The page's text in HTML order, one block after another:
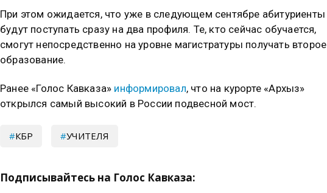
При этом ожидается, что уже в следующем сентябре абитуриенты
будут поступать сразу на два профиля. Те, кто сейчас обучается,
смогут непосредственно на уровне магистратуры получать второе
образование.
Ранее «Голос Кавказа» информировал, что на курорте «Архыз»
открылся самый высокий в России подвесной мост.
КБР УЧИТЕЛЯ
Подписывайтесь на Голос Кавказа: